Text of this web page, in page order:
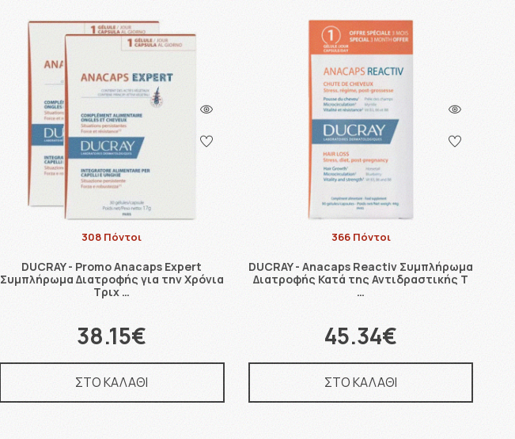
308 Πόντοι
DUCRAY - Promo Anacaps Expert
Συμπλήρωμα Διατροφής για την Χρόνια
Τριχ …
38.15€
ΣΤΟ ΚΑΛΑΘΙ
366 Πόντοι
DUCRAY - Anacaps Reactiv Συμπλήρωμα
Διατροφής Κατά της Αντιδραστικής Τ
…
45.34€
ΣΤΟ ΚΑΛΑΘΙ